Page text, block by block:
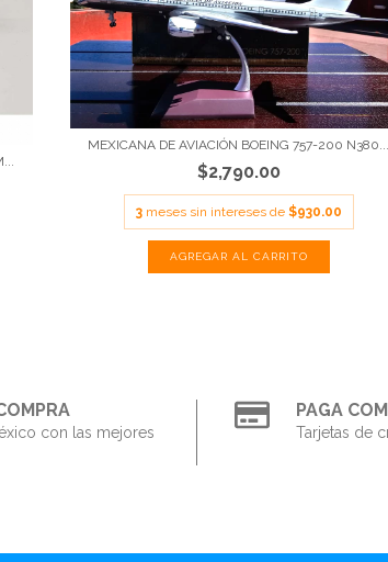
MEXICANA DE AVIACIÓN BOEING 757-200 N380...
$2,790.00
3 meses sin intereses de $930.00
con las mejores
PAGA
Tarjetas de